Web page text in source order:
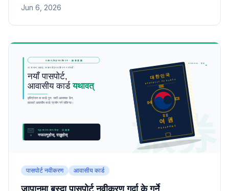
Jun 6, 2026
पासपोर्ट नवीकरण आवासीय कार्ड
जापानमा बस्दा पासपोर्ट नवीकरण गर्दा के गर्ने